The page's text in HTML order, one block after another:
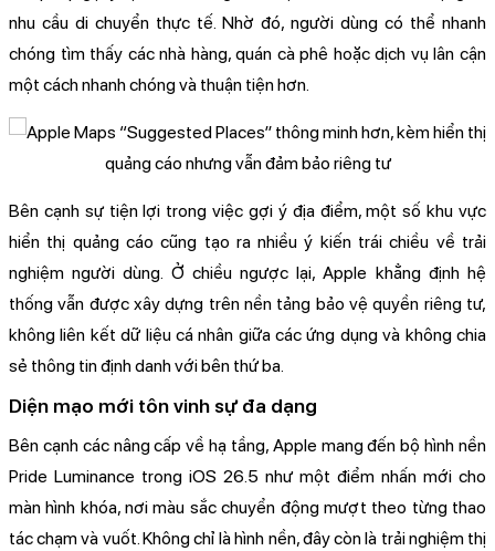
nhu cầu di chuyển thực tế. Nhờ đó, người dùng có thể nhanh
chóng tìm thấy các nhà hàng, quán cà phê hoặc dịch vụ lân cận
một cách nhanh chóng và thuận tiện hơn.
Bên cạnh sự tiện lợi trong việc gợi ý địa điểm, một số khu vực
hiển thị quảng cáo cũng tạo ra nhiều ý kiến trái chiều về trải
nghiệm người dùng. Ở chiều ngược lại, Apple khẳng định hệ
thống vẫn được xây dựng trên nền tảng bảo vệ quyền riêng tư,
không liên kết dữ liệu cá nhân giữa các ứng dụng và không chia
sẻ thông tin định danh với bên thứ ba.
Diện mạo mới tôn vinh sự đa dạng
Bên cạnh các nâng cấp về hạ tầng, Apple mang đến bộ hình nền
Pride Luminance trong iOS 26.5 như một điểm nhấn mới cho
màn hình khóa, nơi màu sắc chuyển động mượt theo từng thao
tác chạm và vuốt. Không chỉ là hình nền, đây còn là trải nghiệm thị